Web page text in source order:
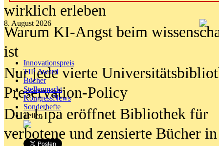
8. August 2026
Innovationspreis
TIP Award
Bücher
Stellenmarkt
KongressNews
Sonderhefte
Teilen
wirklich erleben
Warum KI-Angst beim
ist
Nur jede vierte
Preservation-Policy
Dua Lipa eröffnet Bibliothek für
verbotene und zensierte Bücher